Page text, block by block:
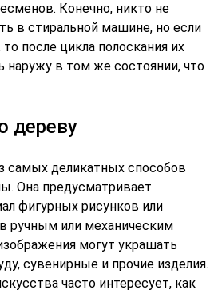
Конечно, никто не
в стиральной машине, но если
после цикла полоскания их
в том же состоянии, что
дереву
самых деликатных способов
Она предусматривает
фигурных рисунков или
ручным или механическим
могут украшать
сувенирные и прочие изделия.
часто интересует, как